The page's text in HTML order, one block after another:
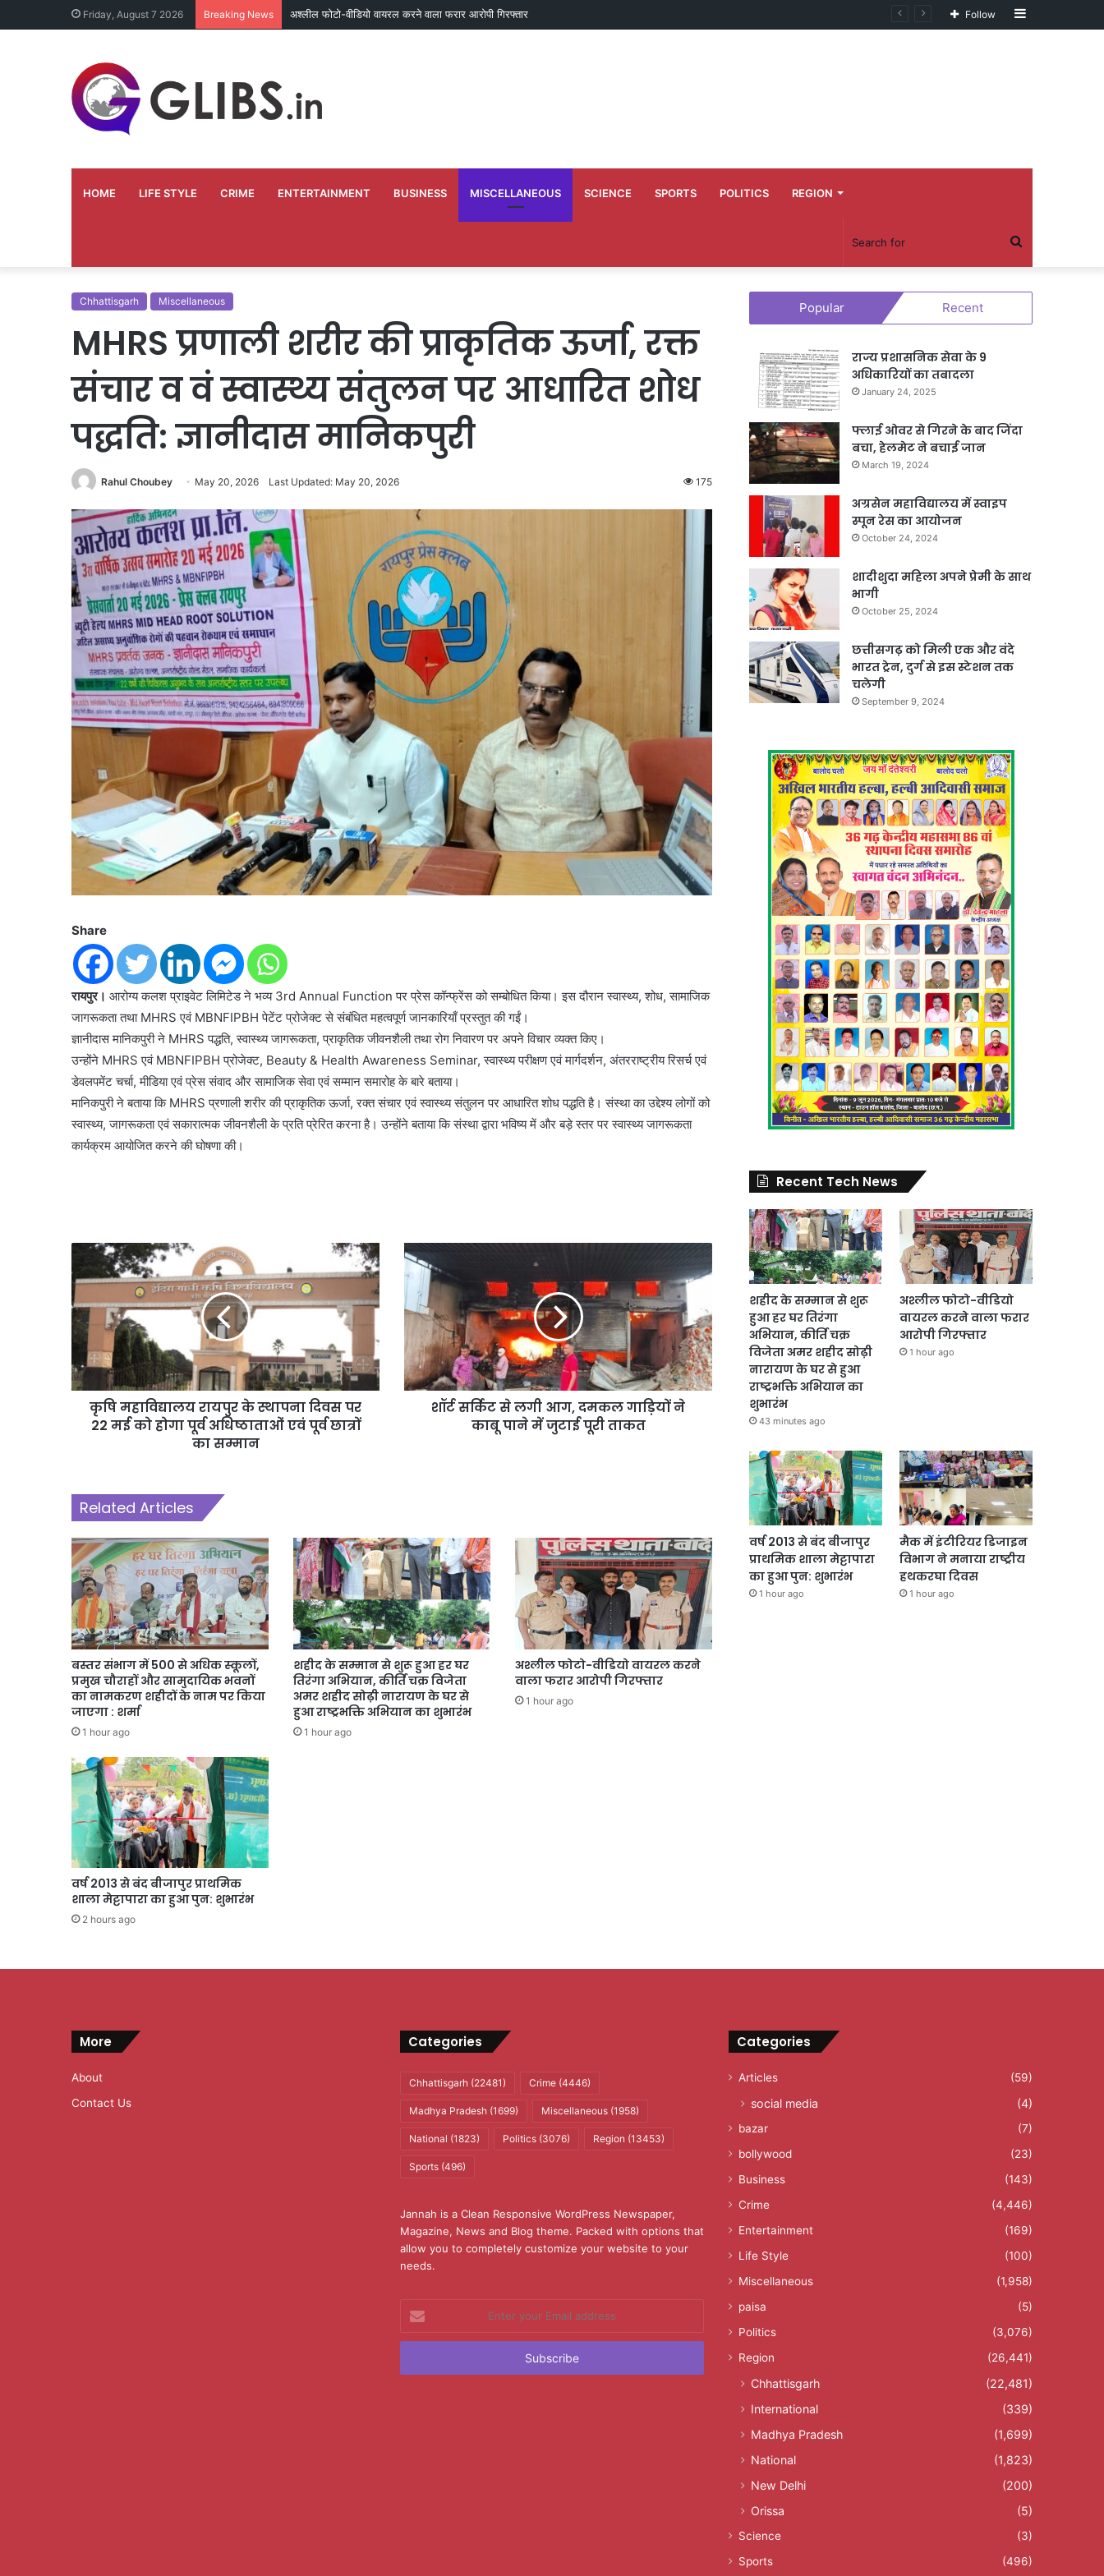
Friday, August 7 2026 Breaking News अश्लील फोटो-वीडियो वायरल करने वाला फरार आरोपी गिरफ्तार Sidebar
Follow
HOME LIFE STYLE CRIME ENTERTAINMENT BUSINESS MISCELLANEOUS SCIENCE SPORTS POLITICS REGION
Search
for
Chhattisgarh Miscellaneous
MHRS प्रणाली शरीर की प्राकृतिक ऊर्जा, रक्त
संचार व वं स्वास्थ्य संतुलन पर आधारित शोध
पद्धति: ज्ञानीदास मानिकपुरी
Rahul Choubey May 20, 2026 Last Updated: May 20, 2026 175
Share
रायपुर। आरोग्य कलश प्राइवेट लिमिटेड ने भव्य 3rd Annual Function पर प्रेस कॉन्फ्रेंस को सम्बोधित किया। इस दौरान स्वास्थ्य, शोध, सामाजिक
जागरूकता तथा MHRS एवं MBNFIPBH पेटेंट प्रोजेक्ट से संबंधित महत्वपूर्ण जानकारियाँ प्रस्तुत की गईं।
ज्ञानीदास मानिकपुरी ने MHRS पद्धति, स्वास्थ्य जागरूकता, प्राकृतिक जीवनशैली तथा रोग निवारण पर अपने विचार व्यक्त किए।
उन्होंने MHRS एवं MBNFIPBH प्रोजेक्ट, Beauty & Health Awareness Seminar, स्वास्थ्य परीक्षण एवं मार्गदर्शन, अंतरराष्ट्रीय रिसर्च एवं
डेवलपमेंट चर्चा, मीडिया एवं प्रेस संवाद और सामाजिक सेवा एवं सम्मान समारोह के बारे बताया।
मानिकपुरी ने बताया कि MHRS प्रणाली शरीर की प्राकृतिक ऊर्जा, रक्त संचार एवं स्वास्थ्य संतुलन पर आधारित शोध पद्धति है। संस्था का उद्देश्य लोगों को
स्वास्थ्य, जागरूकता एवं सकारात्मक जीवनशैली के प्रति प्रेरित करना है। उन्होंने बताया कि संस्था द्वारा भविष्य में और बड़े स्तर पर स्वास्थ्य जागरूकता
कार्यक्रम आयोजित करने की घोषणा की।
कृषि महाविद्यालय रायपुर के स्थापना दिवस पर
22 मई को होगा पूर्व अधिष्ठाताओं एवं पूर्व छात्रों
का सम्मान
शॉर्ट सर्किट से लगी आग, दमकल गाड़ियों ने
काबू पाने में जुटाई पूरी ताकत
Related Articles
बस्तर संभाग में 500 से अधिक स्कूलों,
प्रमुख चौराहों और सामुदायिक भवनों
का नामकरण शहीदों के नाम पर किया
जाएगा : शर्मा
1 hour ago
शहीद के सम्मान से शुरू हुआ हर घर
तिरंगा अभियान, कीर्ति चक्र विजेता
अमर शहीद सोढ़ी नारायण के घर से
हुआ राष्ट्रभक्ति अभियान का शुभारंभ
1 hour ago
अश्लील फोटो-वीडियो वायरल करने
वाला फरार आरोपी गिरफ्तार
1 hour ago
वर्ष 2013 से बंद बीजापुर प्राथमिक
शाला मेट्टापारा का हुआ पुन: शुभारंभ
2 hours ago
Popular Recent
राज्य प्रशासनिक सेवा के 9
अधिकारियों का तबादला
January 24, 2025
फ्लाई ओवर से गिरने के बाद जिंदा
बचा, हेलमेट ने बचाई जान
March 19, 2024
अग्रसेन महाविद्यालय में स्वाइप
स्पून रेस का आयोजन
October 24, 2024
शादीशुदा महिला अपने प्रेमी के साथ
भागी
October 25, 2024
छत्तीसगढ़ को मिली एक और वंदे
भारत ट्रेन, दुर्ग से इस स्टेशन तक
चलेगी
September 9, 2024
Recent Tech News
शहीद के सम्मान से शुरू
हुआ हर घर तिरंगा
अभियान, कीर्ति चक्र
विजेता अमर शहीद सोढ़ी
नारायण के घर से हुआ
राष्ट्रभक्ति अभियान का
शुभारंभ
43 minutes ago
अश्लील फोटो-वीडियो
वायरल करने वाला फरार
आरोपी गिरफ्तार
1 hour ago
वर्ष 2013 से बंद बीजापुर
प्राथमिक शाला मेट्टापारा
का हुआ पुन: शुभारंभ
1 hour ago
मैक में इंटीरियर डिजाइन
विभाग ने मनाया राष्ट्रीय
हथकरघा दिवस
1 hour ago
More
About
Contact Us
Categories
Chhattisgarh(22481) Crime(4446)
Madhya Pradesh(1699) Miscellaneous(1958)
National (1823) Politics(3076) Region (13453)
Sports(496)
Jannah is a Clean Responsive WordPress Newspaper,
Magazine, News and Blog theme. Packed with options that
allow you to completely customize your website to your
needs.
your
Email
Categories
Articles (59)
social media (4)
bazar
(7)
bollywood
(23)
Business
(143)
Crime
(4,446)
Entertainment
(169)
Life Style
(100)
Miscellaneous
(1,958)
paisa
(5)
Politics
(3,076)
Region
(26,441)
Chhattisgarh
(22,481)
International
(339)
Madhya Pradesh
(1,699)
National
(1,823)
New Delhi
(200)
Orissa
(5)
Science
(3)
Sports
(496)